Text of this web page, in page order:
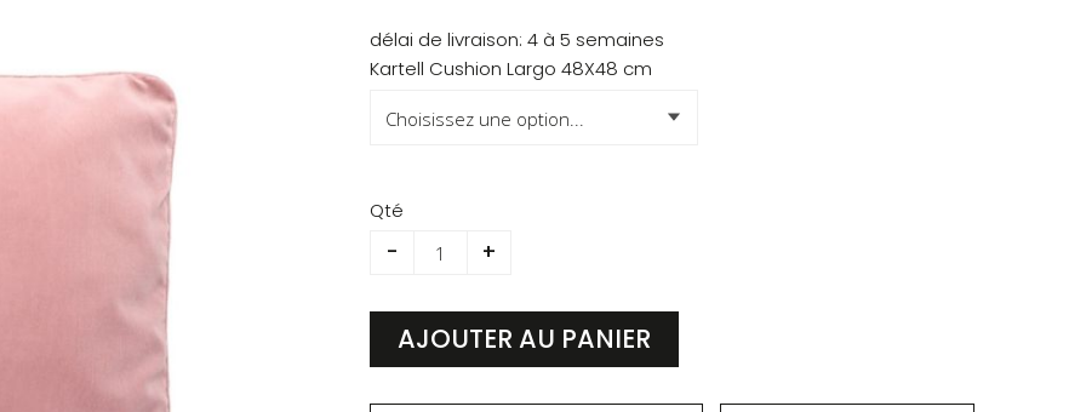
délai de livraison 4 à 5 semaines
Kartell Cushion Largo 48X48 cm
Qté
- +
AJOUTER AU PANIER